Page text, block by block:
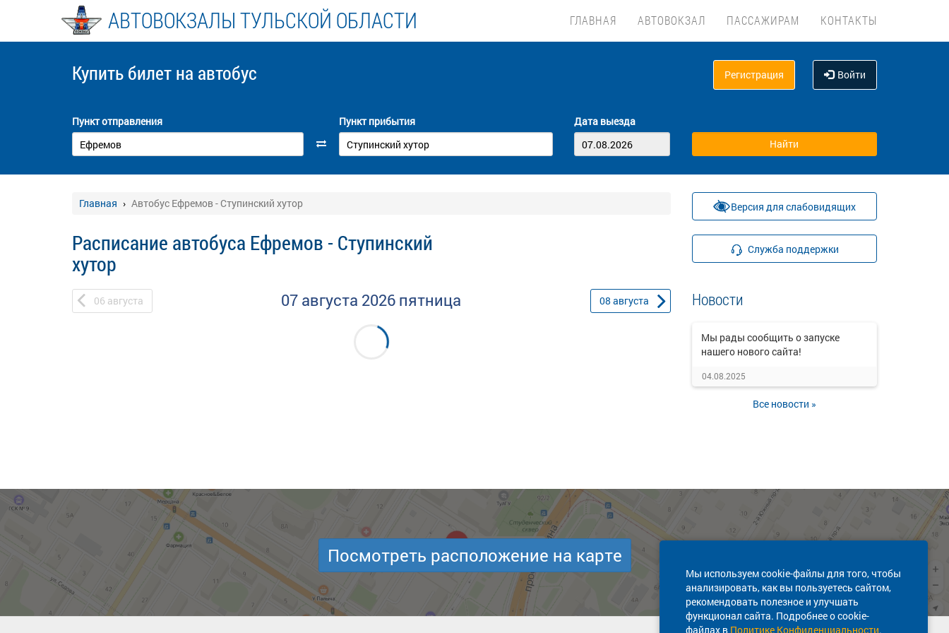
АВТОВОКЗАЛЫ ТУЛЬСКОЙ ОБЛАСТИ ГЛАВНАЯ АВТОВОКЗАЛ ПАССАЖИРАМ КОНТАКТЫ
Купить билет на автобус Регистрация Войти
Пункт отправления Пункт прибытия Дата выезда
Главная Автобус Ефремов - Ступинский хутор
Расписание автобуса Ефремов - Ступинский
хутор
06 августа 07 августа 2026 пятница 08 августа
Версия для слабовидящих
Служба поддержки
Новости
Мы рады сообщить о запуске
нашего нового сайта!
04.08.2025
Все новости »
Мы используем cookie-файлы для того, чтобы
анализировать, как вы пользуетесь сайтом,
рекомендовать полезное и улучшать
функционал сайта. Подробнее о cookie-
файлах в Политике Конфиденциальности.
Посмотреть расположение на карте